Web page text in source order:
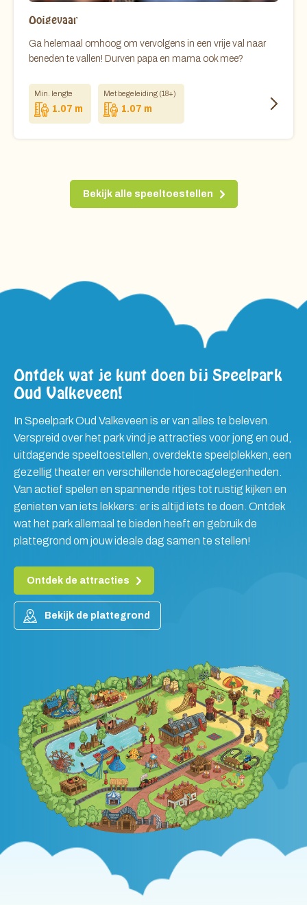
Ooigevaar
Ga helemaal omhoog om vervolgens in een vrije val naar
beneden te vallen! Durven papa en mama ook mee?
Min. lengte
1.07 m
Met begeleiding (18+)
1.07 m
Bekijk alle speeltoestellen
Ontdek wat je kunt doen bij Speelpark
Oud Valkeveen!
In Speelpark Oud Valkeveen is er van alles te beleven.
Verspreid over het park vind je attracties voor jong en oud,
uitdagende speeltoestellen, overdekte speelplekken, een
gezellig theater en verschillende horecagelegenheden.
Van actief spelen en spannende ritjes tot rustig kijken en
genieten van iets lekkers: er is altijd iets te doen. Ontdek
wat het park allemaal te bieden heeft en gebruik de
plattegrond om jouw ideale dag samen te stellen!
Ontdek de attracties
Bekijk de plattegrond